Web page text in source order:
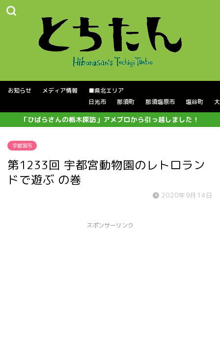
お知らせ メディア情報
■県北エリア
日光市
那須町 那須塩原市 塩谷町
「ひばらさんの栃木探訪」アメブロから引っ越しました！
宇都宮市
第1233回 宇都宮動物園のレトロラン
ドで遊ぶ の巻
2020年9月14日
スポンサーリンク